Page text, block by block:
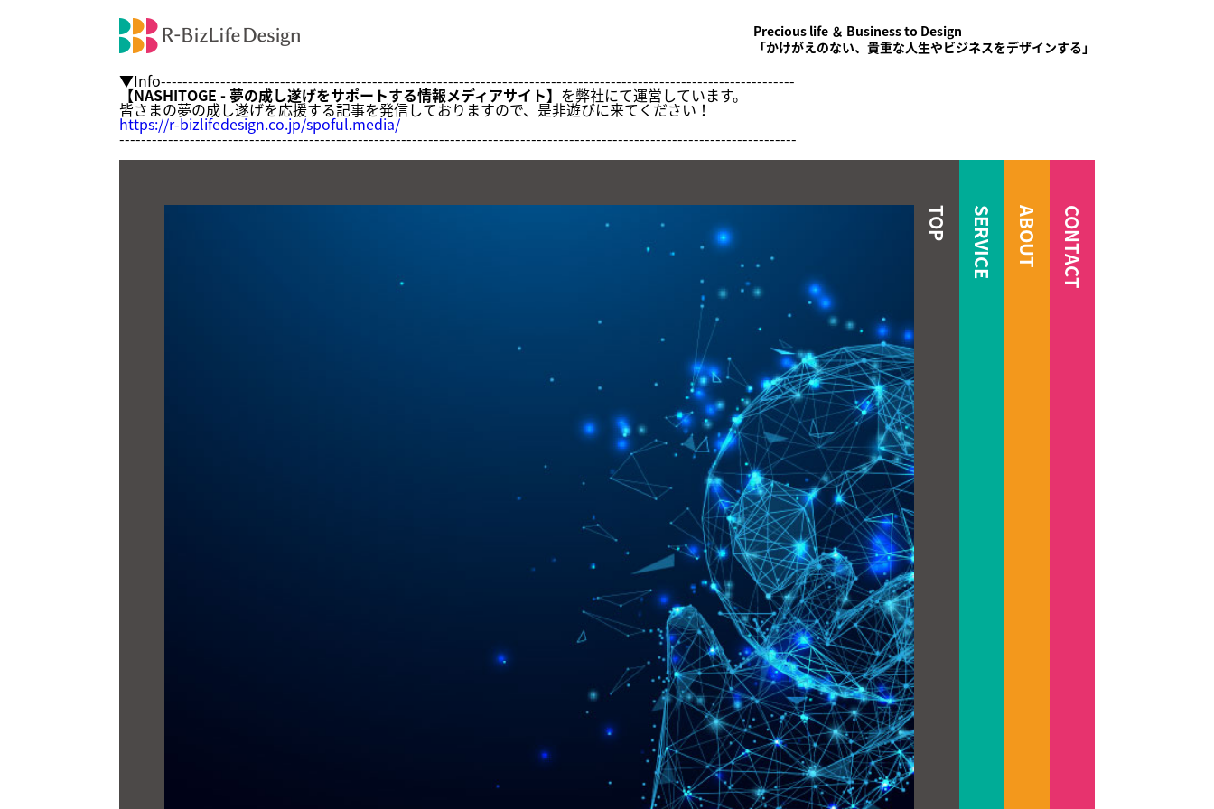
Precious life ＆ Business to Design
「かけがえのない、貴重な人生やビジネスをデザインする」
▼Info---------------------------------------------------------------------------------------------------------------------
【NASHITOGE - 夢の成し遂げをサポートする情報メディアサイト】 を弊社にて運営しています。
皆さまの夢の成し遂げを応援する記事を発信しておりますので、是非遊びに来てください！
https://r-bizlifedesign.co.jp/spoful.media/
-----------------------------------------------------------------------------------------------------------------------------
TOP SERVICE ABOUT CONTACT